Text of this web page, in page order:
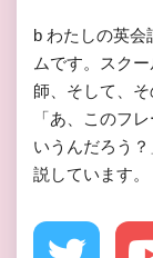
b わたしの英会
ムです。スク
師、そして、
「あ、このフ
いうんだろう
説しています。